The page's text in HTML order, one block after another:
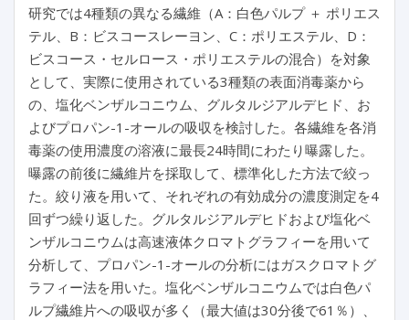
研究では4種類の異なる繊維（A：白色パルプ ＋ ポリエス
テル、B：ビスコースレーヨン、C：ポリエステル、D：
ビスコース・セルロース・ポリエステルの混合）を対象
として、実際に使用されている3種類の表面消毒薬から
の、塩化ベンザルコニウム、グルタルジアルデヒド、お
よびプロパン-1-オールの吸収を検討した。各繊維を各消
毒薬の使用濃度の溶液に最長24時間にわたり曝露した。
曝露の前後に繊維片を採取して、標準化した方法で絞っ
た。絞り液を用いて、それぞれの有効成分の濃度測定を4
回ずつ繰り返した。グルタルジアルデヒドおよび塩化ベ
ンザルコニウムは高速液体クロマトグラフィーを用いて
分析して、プロパン-1-オールの分析にはガスクロマトグ
ラフィー法を用いた。塩化ベンザルコニウムでは白色パ
ルプ繊維片への吸収が多く（最大値は30分後で61％）、